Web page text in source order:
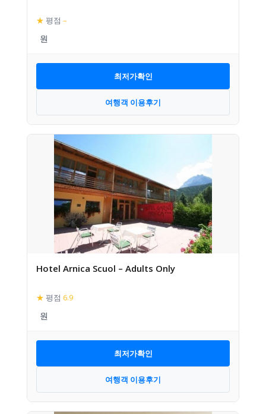
★ 평점 –
최저가확인
여행객 이용후기
Hotel Arnica Scuol – Adults Only
★ 평점 6.9
최저가확인
여행객 이용후기